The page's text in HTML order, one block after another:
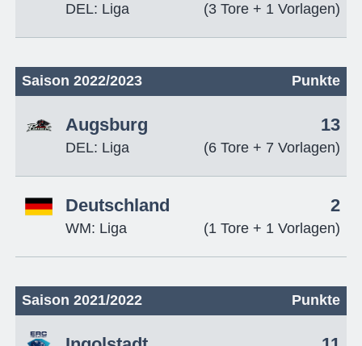
DEL: Liga (3 Tore + 1 Vorlagen)
Saison 2022/2023 Punkte
Augsburg
DEL: Liga
13
(6 Tore + 7 Vorlagen)
Deutschland
WM: Liga
2
(1 Tore + 1 Vorlagen)
Saison 2021/2022 Punkte